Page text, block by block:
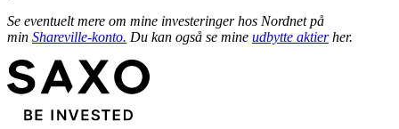
Se eventuelt mere om mine investeringer hos Nordnet på
min Shareville-konto. Du kan også se mine udbytte aktierher.